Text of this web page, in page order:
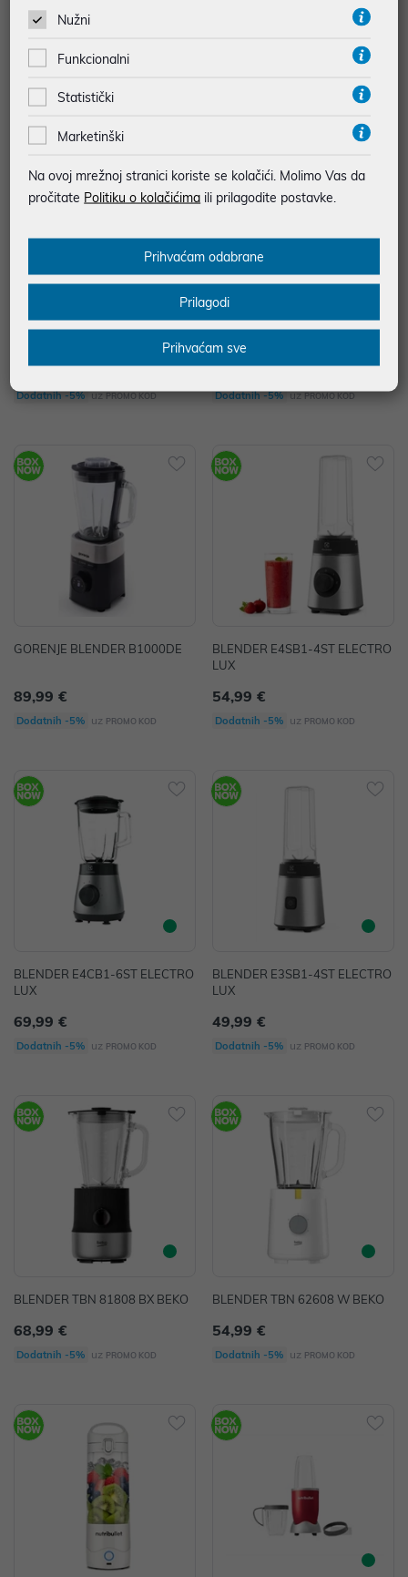
PRO 900W
79,99 €
Dodatnih -5%
Nutribullet blender NB907MACL
79,99 €
Dodatnih -5% uz PROMO KOD
Nutribullet blender NB907CP PR
94,99 €
Dodatnih -5% uz PROMO KOD
GORENJE BLENDER B1000DE
89,99 €
Dodatnih -5% uz PROMO KOD
BLENDER E4SB1-4ST ELECTRO
LUX
54,99 €
Dodatnih -5% uz PROMO KOD
BLENDER E4CB1-6ST ELECTRO
LUX
69,99 €
Dodatnih -5% uz PROMO KOD
BLENDER E3SB1-4ST ELECTRO
LUX
49,99 €
Dodatnih -5% uz PROMO KOD
BLENDER TBN 81808 BX BEKO
68,99 €
Dodatnih -5% uz PROMO KOD
BLENDER TBN 62608 W BEKO
54,99 €
Dodatnih -5% uz PROMO KOD
Nužni
Funkcionalni
Statistički
Marketinški
Na ovoj mrežnoj stranici koriste se kolačići. Molimo Vas da
pročitate Politiku o kolačićima ili prilagodite postavke.
Prihvaćam odabrane
Prilagodi
Prihvaćam sve